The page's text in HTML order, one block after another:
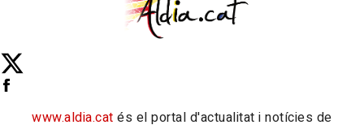
www.aldia.cat és el portal d'actualitat i notícies de